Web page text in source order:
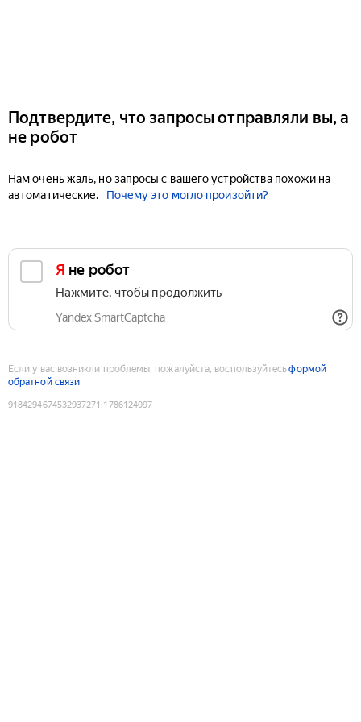
Подтвердите, что запросы отправляли вы, а
не робот
Нам очень жаль, но запросы с вашего устройства похожи на
автоматические.
Почему это могло произойти?
Я не робот
Нажмите, чтобы продолжить
Yandex SmartCaptcha
Если у вас возникли проблемы, пожалуйста, воспользуйтесьформой
обратной связи
9184294674532937271 :1786124097